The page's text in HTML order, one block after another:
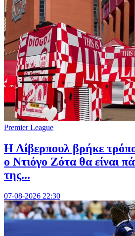
Premier League
Η Λίβερπουλ βρήκε
ο Ντιόγο Ζότα θα είναι
της...
07-08-2026 22:30